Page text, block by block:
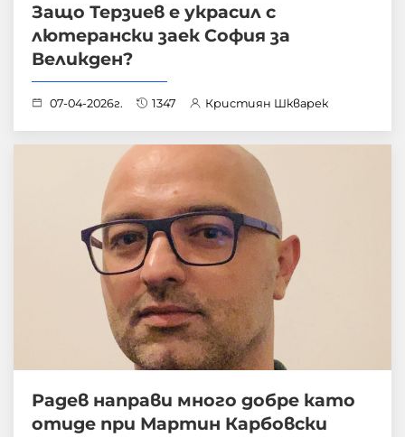
Защо Терзиев е украсил с
лютерански заек София за
Великден?
07-04-2026г. 1347 Кристиян Шкварек
Радев направи много добре като
отиде при Мартин Карбовски